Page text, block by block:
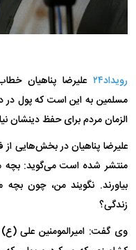
رویداد۲۴
علیرضا پناهیان
مسلمین به این است که پول
الزمان مردم برای حفظ دینشان
علیرضا پناهیان در بخش‌هایی
منتشر شده است می‌گوید: بچه
بیاورند. نگویند من، چون
زندگی؟
وی گفت: امیرالمومنین علی